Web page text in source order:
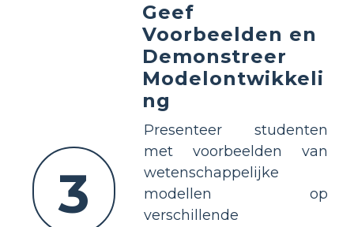
3
Geef
Voorbeelden en
Demonstreer
Modelontwikkeli
ng
Presenteer studenten
met voorbeelden van
wetenschappelijke
modellen op
verschillende